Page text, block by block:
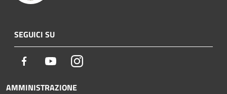
SEGUICI SU
Facebook YoutubeInstagram
AMMINISTRAZIONE